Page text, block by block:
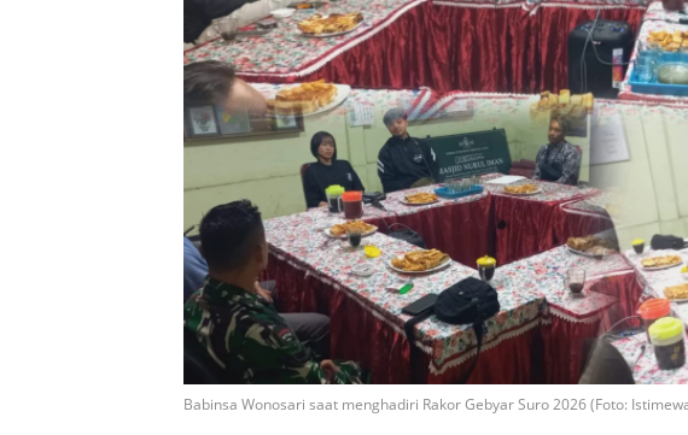
Babinsa Wonosari saat menghadiri Rakor Gebyar Suro 2026 (Foto: